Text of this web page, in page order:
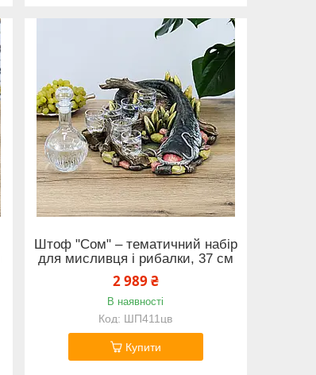
Штоф "Сом" – тематичний набір
для мисливця і рибалки, 37 см
2 989 ₴
В наявності
ШП411цв
Купити